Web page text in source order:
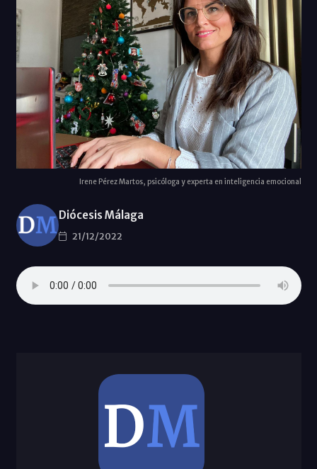
Irene Pérez Martos, psicóloga y experta en inteligencia emocional
Diócesis Málaga
21/12/2022